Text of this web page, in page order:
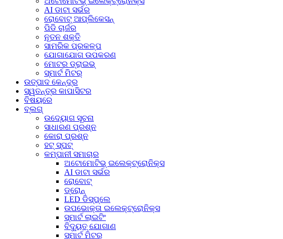
AI ଡାଟା ସର୍ଭର
ରୋବୋଟ୍ ଆପ୍ଲିକେସନ୍
ପିଡି ଚାର୍ଜର
ନୂତନ ଶକ୍ତି
ସାମରିକ ପ୍ରକଳ୍ପ
ଯୋଗାଯୋଗ ଉପକରଣ
ମୋଟର ଡ୍ରାଇଭ୍
ସ୍ମାର୍ଟ ମିଟର୍
ଉତ୍ପାଦ କେନ୍ଦ୍ର
ସ୍ୱତନ୍ତ୍ର କାପାସିଟର
ବିଷୟରେ
ବ୍ଲଗ୍
ଉଦ୍ୟୋଗ ସୂଚନା
ସାଧାରଣ ପ୍ରଶ୍ନ
କୋରା ପ୍ରଶ୍ନ
ହଟ୍‍ ସ୍ପଟ୍‍
କମ୍ପାନୀ ସମାଚାର
ଅଟୋମୋଟିଭ୍ ଇଲେକ୍ଟ୍ରୋନିକ୍ସ
AI ଡାଟା ସର୍ଭର
ରୋବୋଟ୍
ଡ୍ରୋନ୍
LED ଡିସ୍‌ପ୍ଲେ
ଉପଭୋକ୍ତା ଇଲେକ୍ଟ୍ରୋନିକ୍ସ
ସ୍ମାର୍ଟ ଲାଇଟିଂ
ବିଦ୍ୟୁତ୍ ଯୋଗାଣ
ସ୍ମାର୍ଟ ମିଟର୍